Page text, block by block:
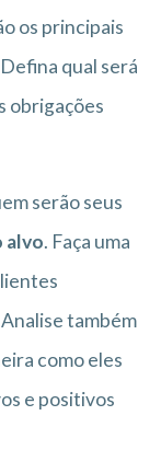
os principais
qual será
obrigações
serão seus
alvo. Faça uma
também
como eles
e positivos